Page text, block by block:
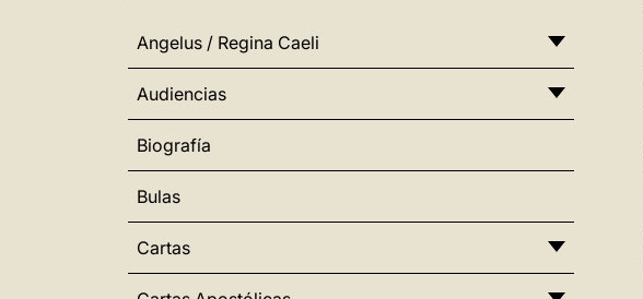
Angelus / Regina Caeli
Audiencias
Biografía
Bulas
Cartas